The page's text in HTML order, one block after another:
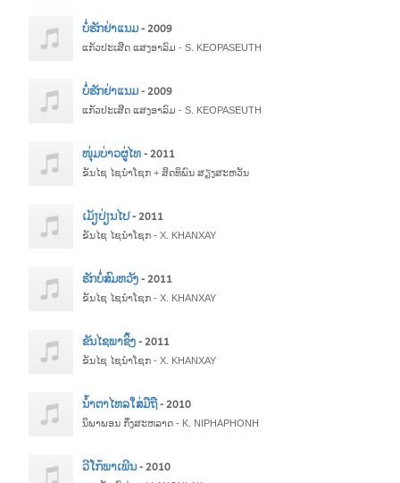
ບໍ່ຮັກຢ່າແນມ- 2009
ແກ້ວປະເສີດ ແສງອາລົມ - S. KEOPASEUTH
ບໍ່ຮັກຢ່າແນມ- 2009
ແກ້ວປະເສີດ ແສງອາລົມ - S. KEOPASEUTH
ໜຸ່ມບ່າວຜູ່ໄທ- 2011
ຂັນໄຊ ໄຊນຳໂຊກ + ສິດທິພົນ ສຽງສະຫວັນ
ເມັຽປ່ຽນໄປ- 2011
ຂັນໄຊ ໄຊນຳໂຊກ - X. KHANXAY
ຮັກບໍ່ສົມຫວັງ- 2011
ຂັນໄຊ ໄຊນຳໂຊກ - X. KHANXAY
ຂັນໄຊພາຊິ້ງ- 2011
ຂັນໄຊ ໄຊນຳໂຊກ - X. KHANXAY
ນ້ຳຕາໄຫລໃສ່ມືຖື- 2010
ນິພາພອນ ກິ່ງສະຫລາດ - K. NIPHAPHONH
ວີໂກ້ພາເພີນ- 2010